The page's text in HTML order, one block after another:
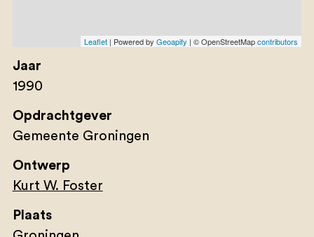
Leaflet | Powered byGeoapify | © OpenStreetMapcontributors
Jaar
1990
Opdrachtgever
Gemeente Groningen
Ontwerp
Kurt W. Foster
Plaats